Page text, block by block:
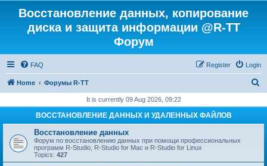
Восстановление данных, копирование
диска и защита информации @R-TT
Форум
FAQ Login
Register
Home Форумы R-TT
r
It is currently 09 Aug 2026, 09:22
ВОССТАНОВЛЕНИЕ ДАННЫХ И УДАЛЕННЫХ ФАЙЛОВ
Восстановление данных
Форум по восстановлению данных при помощи профессиональных
программ R-Studio, R-Studio for Mac и R-Studio for Linux
Topics: 427